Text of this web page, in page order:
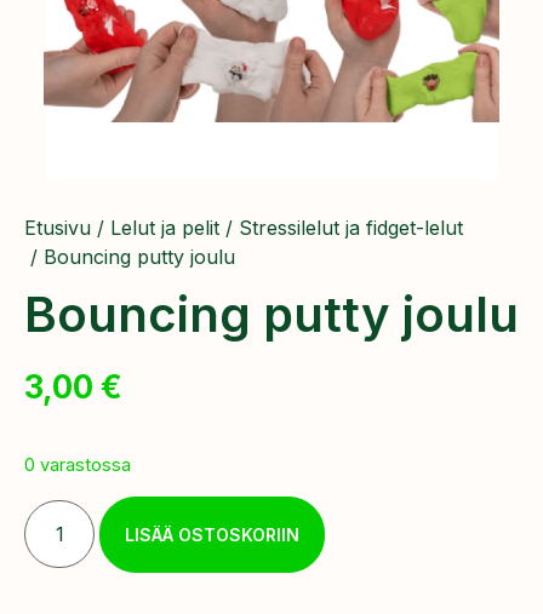
Etusivu / Lelut ja pelit / Stressilelut ja fidget-lelut
/ Bouncing putty joulu
Bouncing putty joulu
3,00 €
0 varastossa
LISÄÄ OSTOSKORIIN